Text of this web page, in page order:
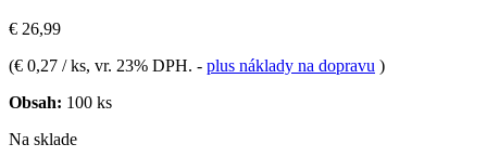
€ 26,99
(€ 0,27 / ks, vr. 23% DPH. - plus náklady na dopravu )
Obsah: 100 ks
Na sklade